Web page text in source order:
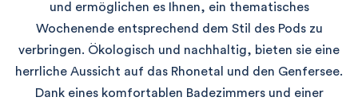
und ermöglichen es Ihnen, ein thematisches
Wochenende entsprechend dem Stil des Pods zu
verbringen. Ökologisch und nachhaltig, bieten sie eine
herrliche Aussicht auf das Rhonetal und den Genfersee.
Dank eines komfortablen Badezimmers und einer